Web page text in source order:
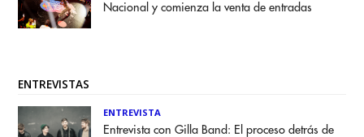
Nacional y comienza la venta de entradas
ENTREVISTAS
ENTREVISTA
Entrevista con Gilla Band: El proceso detrás de